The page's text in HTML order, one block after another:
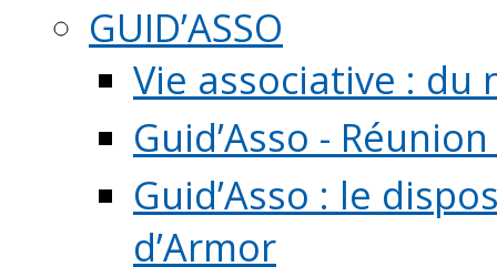
GUID’ASSO
Vie associative : du
Guid’Asso -
Guid’Asso : le
d’Armor